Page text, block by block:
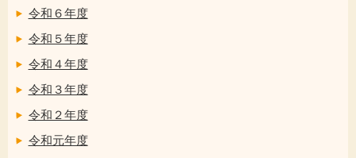
令和６年度
令和５年度
令和４年度
令和３年度
令和２年度
令和元年度